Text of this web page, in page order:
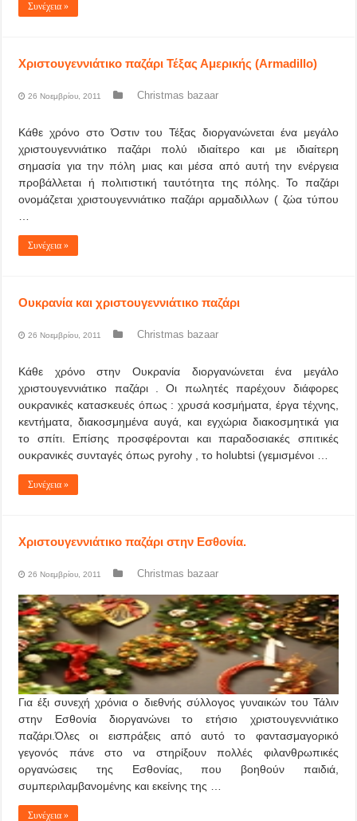
Συνέχεια »
Χριστουγεννιάτικο παζάρι Τέξας Αμερικής (Armadillo)
26 Νοεμβρίου, 2011 Christmas bazaar
Κάθε χρόνο στο Όστιν του Τέξας διοργανώνεται ένα μεγάλο
χριστουγεννιάτικο παζάρι πολύ ιδιαίτερο και με ιδιαίτερη
σημασία για την πόλη μιας και μέσα από αυτή την ενέργεια
προβάλλεται ή πολιτιστική ταυτότητα της πόλης. Το παζάρι
ονομάζεται χριστουγεννιάτικο παζάρι αρμαδιλλων ( ζώα τύπου
Συνέχεια »
Ουκρανία και χριστουγεννιάτικο παζάρι
26 Νοεμβρίου, 2011 Christmas bazaar
Κάθε χρόνο στην Ουκρανία διοργανώνεται ένα μεγάλο
χριστουγεννιάτικο παζάρι . Οι πωλητές παρέχουν διάφορες
ουκρανικές κατασκευές όπως : χρυσά κοσμήματα, έργα τέχνης,
κεντήματα, διακοσμημένα αυγά, και εγχώρια διακοσμητικά για
το σπίτι. Επίσης προσφέρονται και παραδοσιακές σπιτικές
ουκρανικές συνταγές όπως pyrohy , το holubtsi (γεμισμένοι …
Συνέχεια »
Χριστουγεννιάτικο παζάρι στην Εσθονία.
26 Νοεμβρίου, 2011 Christmas bazaar
Για έξι συνεχή χρόνια ο διεθνής σύλλογος γυναικών του Τάλιν
στην Εσθονία διοργανώνει το ετήσιο χριστουγεννιάτικο
παζάρι.Όλες οι εισπράξεις από αυτό το φαντασμαγορικό
γεγονός πάνε στο να στηρίξουν πολλές φιλανθρωπικές
οργανώσεις της Εσθονίας, που βοηθούν παιδιά,
συμπεριλαμβανομένης και εκείνης της …
Συνέχεια »